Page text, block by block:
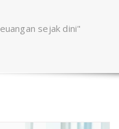
sejak dini"